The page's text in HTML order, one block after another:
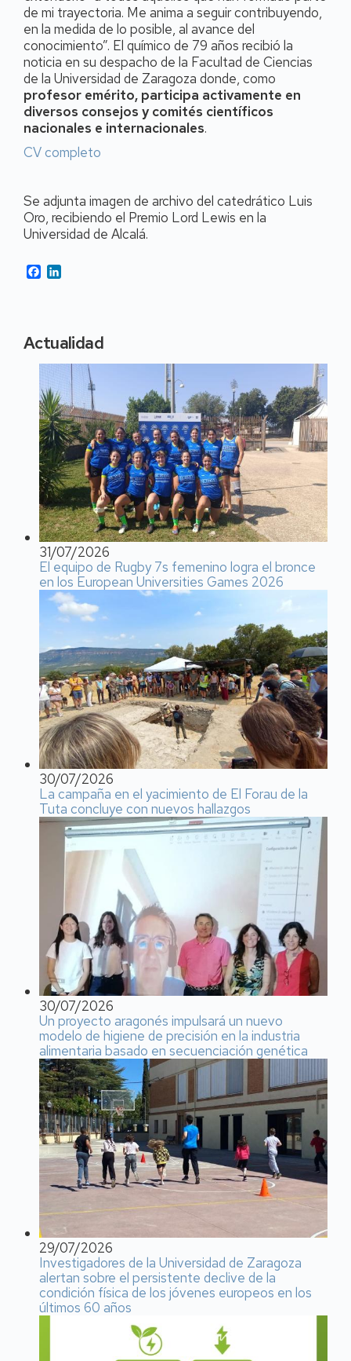
de mi trayectoria. Me anima a seguir contribuyendo,
en la medida de lo posible, al avance del
conocimiento”. El químico de 79 años recibió la
noticia en su despacho de la Facultad de Ciencias
de la Universidad de Zaragoza donde, como
profesor emérito, participa activamente en
diversos consejos y comités científicos
nacionales e internacionales.
CV completo
Se adjunta imagen de archivo del catedrático Luis
Oro, recibiendo el Premio Lord Lewis en la
Universidad de Alcalá.
Facebook
Actualidad
31/07/2026
El equipo de Rugby 7s femenino logra el bronce
en los European Universities Games 2026
30/07/2026
La campaña en el yacimiento de El Forau de la
Tuta concluye con nuevos hallazgos
30/07/2026
Un proyecto aragonés impulsará un nuevo
modelo de higiene de precisión en la industria
alimentaria basado en secuenciación genética
29/07/2026
Investigadores de la Universidad de Zaragoza
alertan sobre el persistente declive de la
condición física de los jóvenes europeos en los
últimos 60 años